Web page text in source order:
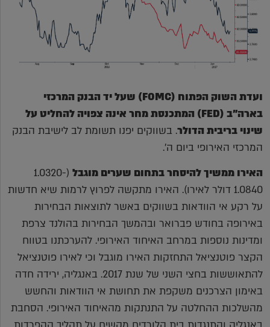
ועדת השוק הפתוח (FOMC) שעל יד הבנק המרכזי
בארה"ב (FED) המתכנסת מחר אינה צפויה להחליט על
שינוי בריבית הדולר. בשווקים יפנו תשומת לב לישיבת הבנק
המרכזי האירופי ביום ה'.
האירו ממשיך להיסחר בתחום שערים מוגבל (1.0320-
1.0840 דולר לאירו). האירו מתקשה לפרוץ לרמות שיא חדשות
על רקע אי הוודאות בשווקים באשר לתוצאות הבחירות
באירופה בחודש פברואר ובהמשך הבחירות בהולנד צרפת
ומדינות נוספות במרחב האיחוד האירופי. להערכתנו בטווח
הקצר פוטנציאל התחזקות האירו מוגבל וכי לאירו פוטנציאל
להתאוששות בחצי השני של שנת 2017. באנגליה, ירידה חדה
באימון הצרכנים משקפת את תחושת אי הוודאות והחשש
מהשלכות ההחלטה על התנתקות מהאיחוד האירופי. הסחבת